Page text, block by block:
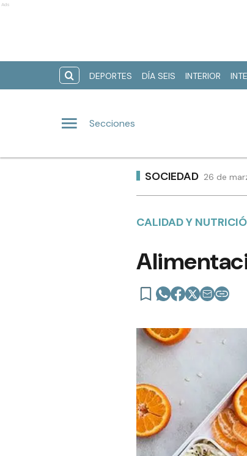
Ads
DEPORTES DÍA SEIS INTERIOR
Secciones
SOCIEDAD 26 de
CALIDAD Y